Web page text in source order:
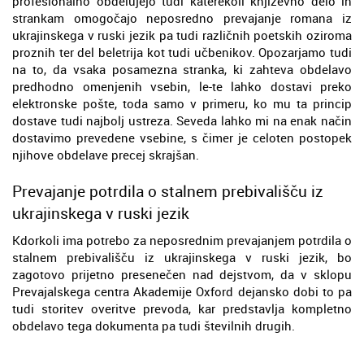
strankam omogočajo neposredno prevajanje romana iz
ukrajinskega v ruski jezik pa tudi različnih poetskih oziroma
proznih ter del beletrija kot tudi učbenikov. Opozarjamo tudi
na to, da vsaka posamezna stranka, ki zahteva obdelavo
predhodno omenjenih vsebin, le-te lahko dostavi preko
elektronske pošte, toda samo v primeru, ko mu ta princip
dostave tudi najbolj ustreza. Seveda lahko mi na enak način
dostavimo prevedene vsebine, s čimer je celoten postopek
njihove obdelave precej skrajšan.
Prevajanje potrdila o stalnem prebivališču iz
ukrajinskega v ruski jezik
Kdorkoli ima potrebo za neposrednim prevajanjem potrdila o
stalnem prebivališču iz ukrajinskega v ruski jezik, bo
zagotovo prijetno presenečen nad dejstvom, da v sklopu
Prevajalskega centra Akademije Oxford dejansko dobi to pa
tudi storitev overitve prevoda, kar predstavlja kompletno
obdelavo tega dokumenta pa tudi številnih drugih.